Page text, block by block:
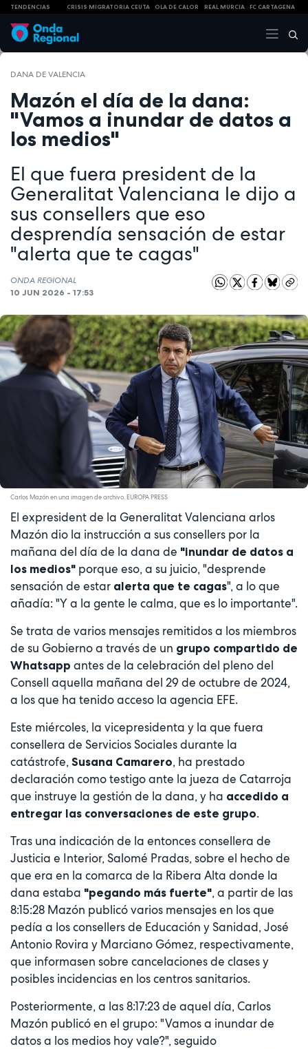
TENDENCIAS CRISIS MIGRATORIA CEUTA OLA DE CALOR REAL MURCIA FC CARTAGENA
DANA DE VALENCIA
Mazón el día de la dana:
"Vamos a inundar de datos a
los medios"
El que fuera president de la
Generalitat Valenciana le dijo a
sus consellers que eso
desprendía sensación de estar
"alerta que te cagas"
ONDA REGIONAL
10 JUN 2026 - 17:53
Carlos Mazón en una imagen de archivo. EUROPA PRESS
El expresident de la Generalitat Valenciana arlos
Mazón dio la instrucción a sus consellers por la
mañana del día de la dana de "inundar de datos a
los medios" porque eso, a su juicio, "desprende
sensación de estar alerta que te cagas", a lo que
añadía: "Y a la gente le calma, que es lo importante".
Se trata de varios mensajes remitidos a los miembros
de su Gobierno a través de un grupo compartido de
Whatsapp antes de la celebración del pleno del
Consell aquella mañana del 29 de octubre de 2024,
a los que ha tenido acceso la agencia EFE.
Este miércoles, la vicepresidenta y la que fuera
consellera de Servicios Sociales durante la
catástrofe, Susana Camarero, ha prestado
declaración como testigo ante la jueza de Catarroja
que instruye la gestión de la dana, y ha accedido a
entregar las conversaciones de este grupo.
Tras una indicación de la entonces consellera de
Justicia e Interior, Salomé Pradas, sobre el hecho de
que era en la comarca de la Ribera Alta donde la
dana estaba "pegando más fuerte", a partir de las
8:15:28 Mazón publicó varios mensajes en los que
pedía a los consellers de Educación y Sanidad, José
Antonio Rovira y Marciano Gómez, respectivamente,
que informasen sobre cancelaciones de clases y
posibles incidencias en los centros sanitarios.
Posteriormente, a las 8:17:23 de aquel día, Carlos
Mazón publicó en el grupo: "Vamos a inundar de
datos a los medios hoy vale?", seguido